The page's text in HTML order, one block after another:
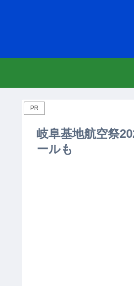
PR
岐阜基地航空祭
ールも